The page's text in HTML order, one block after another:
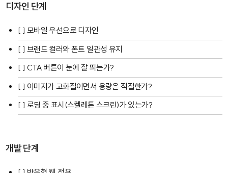
디자인 단계
[ ] 모바일 우선으로 디자인
[ ] 브랜드 컬러와 폰트 일관성 유지
[ ] CTA 버튼이 눈에 잘 띄는가?
[ ] 이미지가 고화질이면서 용량은 적절한가?
[ ] 로딩 중 표시(스켈레톤 스크린)가 있는가?
개발 단계